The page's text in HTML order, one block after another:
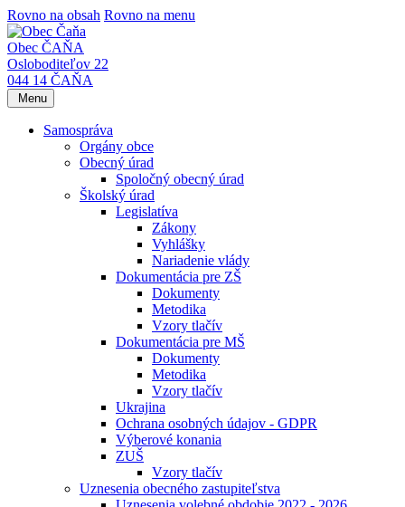
Rovno na obsah Rovno na menu
Obec ČAŇA
Osloboditeľov 22
044 14 ČAŇA
Menu
Samospráva
Orgány obce
Obecný úrad
Spoločný obecný úrad
Školský úrad
Legislatíva
Zákony
Vyhlášky
Nariadenie vlády
Dokumentácia pre ZŠ
Dokumenty
Metodika
Vzory tlačív
Dokumentácia pre MŠ
Dokumenty
Metodika
Vzory tlačív
Ukrajina
Ochrana osobných údajov - GDPR
Výberové konania
ZUŠ
Vzory tlačív
Uznesenia obecného zastupiteľstva